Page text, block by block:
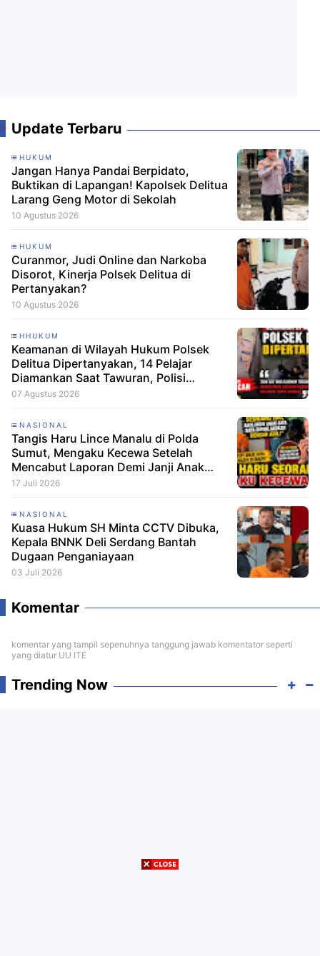
Update Terbaru
HUKUM
Jangan Hanya Pandai Berpidato,
Buktikan di Lapangan! Kapolsek Delitua
Larang Geng Motor di Sekolah
10 Agustus 2026
HUKUM
‎Curanmor, Judi Online dan Narkoba
Disorot, Kinerja Polsek Delitua di
Pertanyakan?‎‎
10 Agustus 2026
HHUKUM
Keamanan di Wilayah Hukum Polsek
Delitua Dipertanyakan, 14 Pelajar
Diamankan Saat Tawuran, Polisi
Pastikan Tak Ada Tersangka
07 Agustus 2026
NASIONAL
Tangis Haru Lince Manalu di Polda
Sumut, Mengaku Kecewa Setelah
Mencabut Laporan Demi Janji Anak
Dibebaskan
17 Juli 2026
NASIONAL
Kuasa Hukum SH Minta CCTV Dibuka,
Kepala BNNK Deli Serdang Bantah
Dugaan Penganiayaan
03 Juli 2026
Komentar
komentar yang tampil sepenuhnya tanggung jawab komentator seperti
yang diatur UU ITE
Trending Now